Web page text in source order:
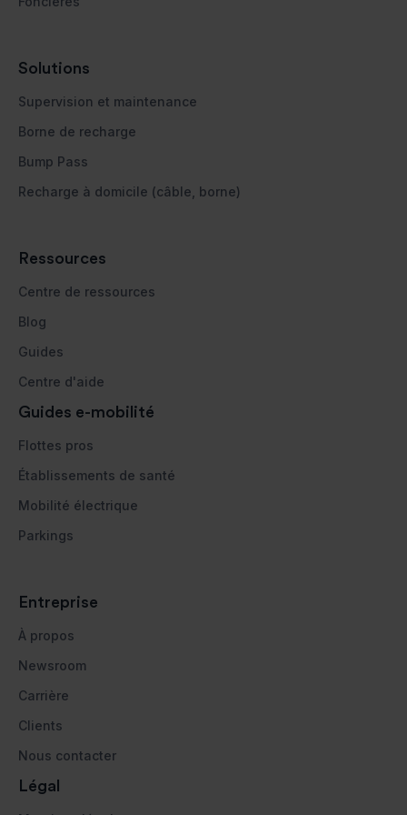
Solutions
Supervision et maintenance
Borne de recharge
Bump Pass
Recharge à domicile (câble, borne)
Ressources
Centre de ressources
Blog
Guides
Centre d'aide
Guides e-mobilité
Flottes pros
Établissements de santé
Mobilité électrique
Parkings
Entreprise
À propos
Newsroom
Carrière
Clients
Nous contacter
Légal